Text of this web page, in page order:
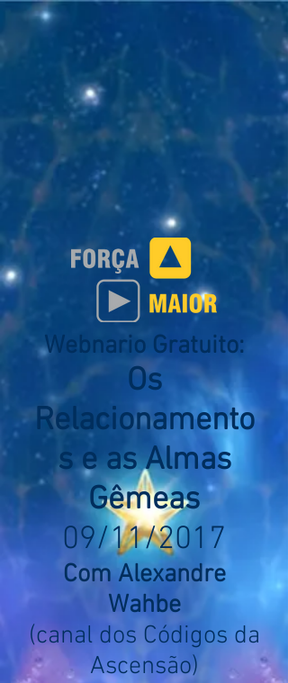
Webnario Gratuito:
Os
Relacionamento
s e as Almas
Gêmeas
09/11/2017
Com Alexandre
Wahbe
(canal dos Códigos da
Ascensão)